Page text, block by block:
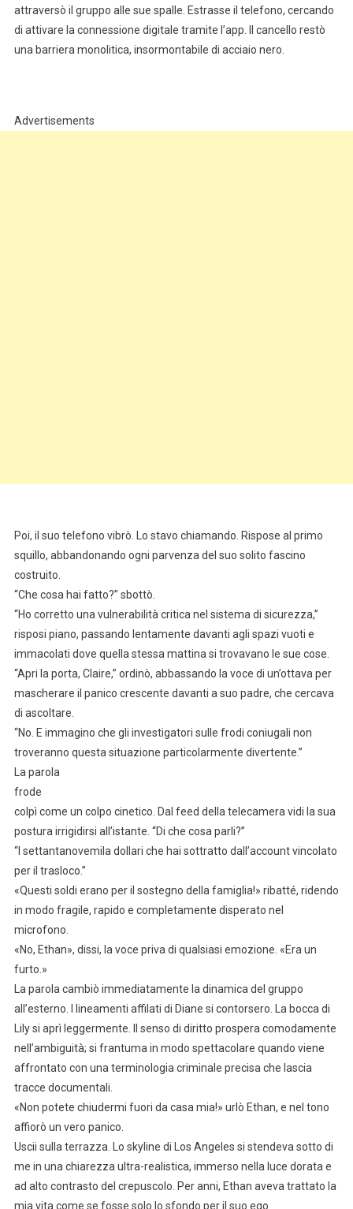
attraversò il gruppo alle sue spalle. Estrasse il telefono, cercando
di attivare la connessione digitale tramite l’app. Il cancello restò
una barriera monolitica, insormontabile di acciaio nero.
Advertisements
Poi, il suo telefono vibrò. Lo stavo chiamando. Rispose al primo
squillo, abbandonando ogni parvenza del suo solito fascino
costruito.
“Che cosa hai fatto?” sbottò.
“Ho corretto una vulnerabilità critica nel sistema di sicurezza,”
risposi piano, passando lentamente davanti agli spazi vuoti e
immacolati dove quella stessa mattina si trovavano le sue cose.
“Apri la porta, Claire,” ordinò, abbassando la voce di un’ottava per
mascherare il panico crescente davanti a suo padre, che cercava
di ascoltare.
“No. E immagino che gli investigatori sulle frodi coniugali non
troveranno questa situazione particolarmente divertente.”
La parola
frode
colpì come un colpo cinetico. Dal feed della telecamera vidi la sua
postura irrigidirsi all’istante. “Di che cosa parli?”
“I settantanovemila dollari che hai sottratto dall’account vincolato
per il trasloco.”
«Questi soldi erano per il sostegno della famiglia!» ribatté, ridendo
in modo fragile, rapido e completamente disperato nel
microfono.
«No, Ethan», dissi, la voce priva di qualsiasi emozione. «Era un
furto.»
La parola cambiò immediatamente la dinamica del gruppo
all’esterno. I lineamenti affilati di Diane si contorsero. La bocca di
Lily si aprì leggermente. Il senso di diritto prospera comodamente
nell’ambiguità; si frantuma in modo spettacolare quando viene
affrontato con una terminologia criminale precisa che lascia
tracce documentali.
«Non potete chiudermi fuori da casa mia!» urlò Ethan, e nel tono
affiorò un vero panico.
Uscii sulla terrazza. Lo skyline di Los Angeles si stendeva sotto di
me in una chiarezza ultra-realistica, immerso nella luce dorata e
ad alto contrasto del crepuscolo. Per anni, Ethan aveva trattato la
mia vita come se fosse solo lo sfondo per il suo ego.